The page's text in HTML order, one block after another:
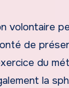
volontaire
de
du
la